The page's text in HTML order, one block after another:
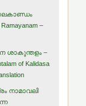
–
ശാകുന്തളം –
of Kalidasa
നാമാവലി